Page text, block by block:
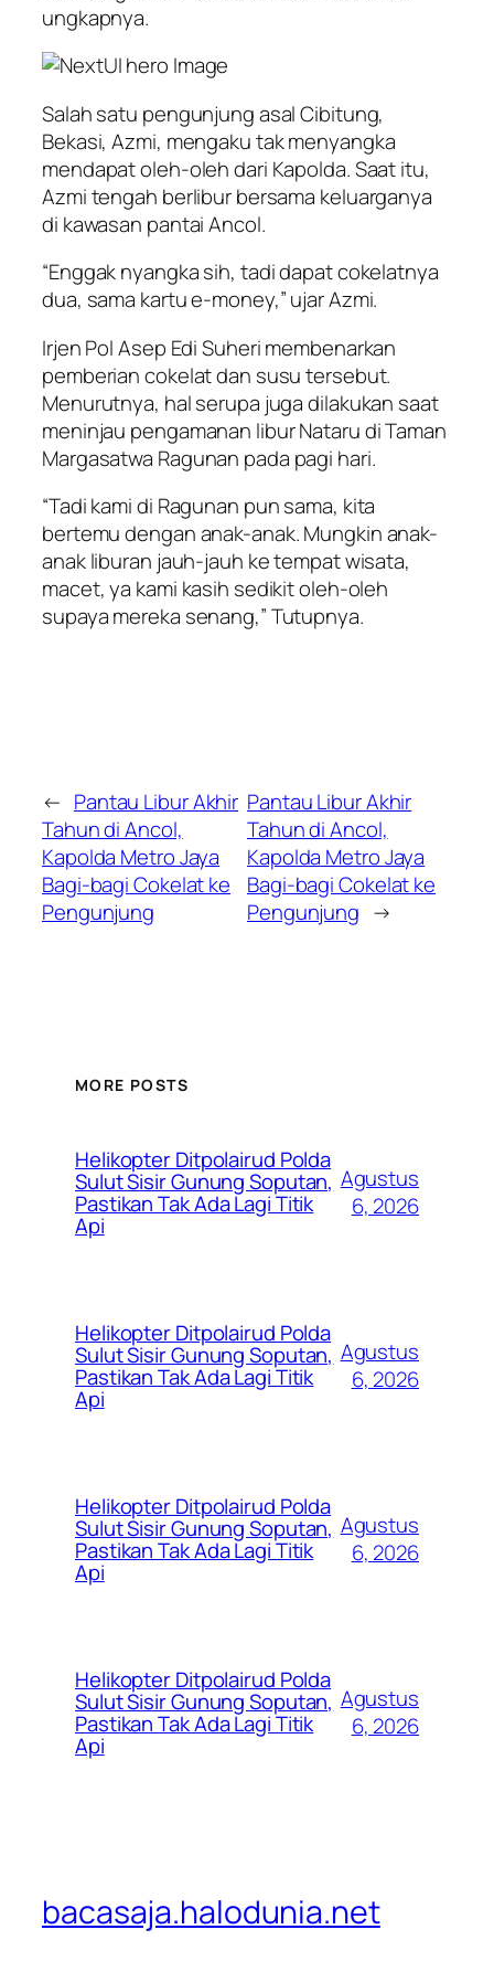
ungkapnya.
Salah satu pengunjung asal Cibitung,
Bekasi, Azmi, mengaku tak menyangka
mendapat oleh-oleh dari Kapolda. Saat itu,
Azmi tengah berlibur bersama keluarganya
di kawasan pantai Ancol.
“Enggak nyangka sih, tadi dapat cokelatnya
dua, sama kartu e-money,” ujar Azmi.
Irjen Pol Asep Edi Suheri membenarkan
pemberian cokelat dan susu tersebut.
Menurutnya, hal serupa juga dilakukan saat
meninjau pengamanan libur Nataru di Taman
Margasatwa Ragunan pada pagi hari.
“Tadi kami di Ragunan pun sama, kita
bertemu dengan anak-anak. Mungkin anak-
anak liburan jauh-jauh ke tempat wisata,
macet, ya kami kasih sedikit oleh-oleh
supaya mereka senang,” Tutupnya.
← Pantau Libur Akhir
Tahun di Ancol,
Kapolda Metro Jaya
Bagi-bagi Cokelat ke
Pengunjung
Pantau Libur Akhir
Tahun di Ancol,
Kapolda Metro Jaya
Bagi-bagi Cokelat ke
Pengunjung →
MORE POSTS
Helikopter Ditpolairud Polda
Sulut Sisir Gunung Soputan,
Pastikan Tak Ada Lagi Titik
Api
Agustus
6, 2026
Helikopter Ditpolairud Polda
Sulut Sisir Gunung Soputan,
Pastikan Tak Ada Lagi Titik
Api
Agustus
6, 2026
Helikopter Ditpolairud Polda
Sulut Sisir Gunung Soputan,
Pastikan Tak Ada Lagi Titik
Api
Agustus
6, 2026
Helikopter Ditpolairud Polda
Sulut Sisir Gunung Soputan,
Pastikan Tak Ada Lagi Titik
Api
Agustus
6, 2026
bacasaja.halodunia.net